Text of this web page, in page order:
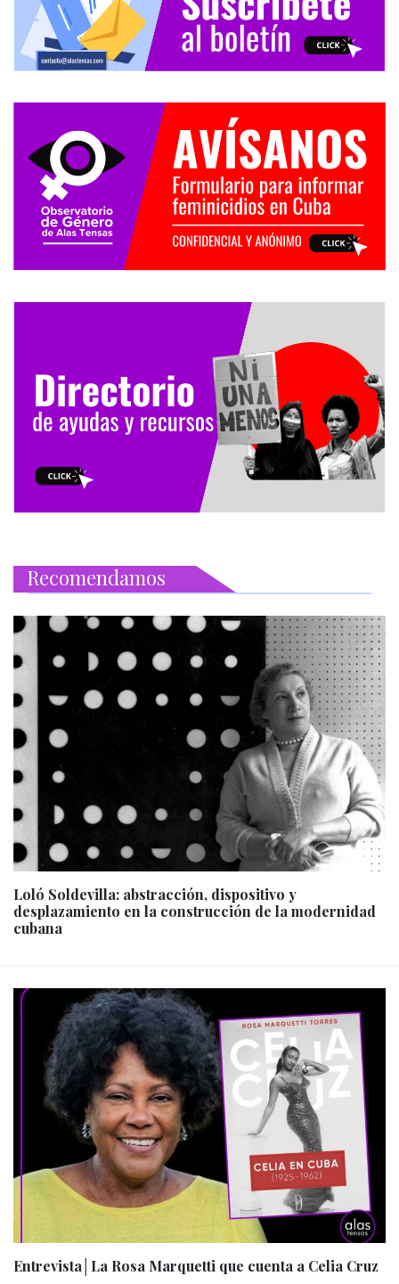
Recomendamos
Loló Soldevilla: abstracción, dispositivo y
desplazamiento en la construcción de la modernidad
cubana
Entrevista│La Rosa Marquetti que cuenta a Celia Cruz